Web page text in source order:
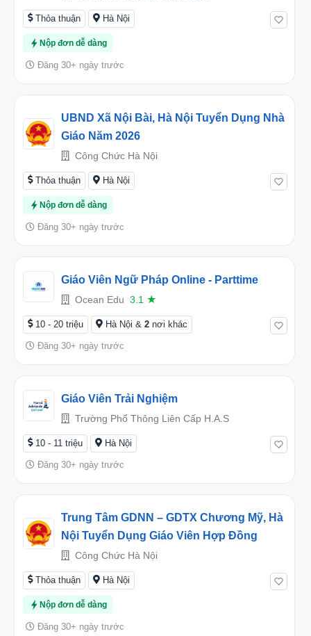
Thỏa thuận Hà Nội
Nộp đơn dễ dàng
Đăng 30+ ngày trước
UBND Xã Nội Bài, Hà Nội Tuyển Dụng Nhà
Giáo Năm 2026
Công Chức Hà Nội
Thỏa thuận Hà Nội
Nộp đơn dễ dàng
Đăng 30+ ngày trước
Giáo Viên Ngữ Pháp Online - Parttime
Ocean Edu 3.1 ★
10 - 20 triệu Hà Nội & 2 nơi khác
Đăng 30+ ngày trước
Giáo Viên Trải Nghiệm
Trường Phổ Thông Liên Cấp H.a.s
10 - 11 triệu Hà Nội
Đăng 30+ ngày trước
Trung Tâm GDNN – GDTX Chương Mỹ, Hà
Nội Tuyển Dụng Giáo Viên Hợp Đồng
Công Chức Hà Nội
Thỏa thuận Hà Nội
Nộp đơn dễ dàng
Đăng 30+ ngày trước